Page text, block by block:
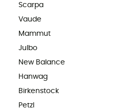
Scarpa
Vaude
Mammut
Julbo
New Balance
Hanwag
Birkenstock
Petzl